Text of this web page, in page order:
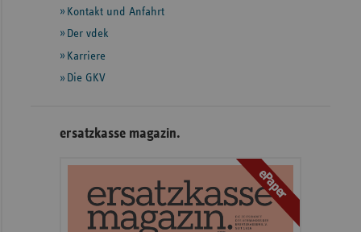
InformationenKontakt und Anfahrt
Der vdek
Karriere
Die GKV
ersatzkasse magazin.
ePaper